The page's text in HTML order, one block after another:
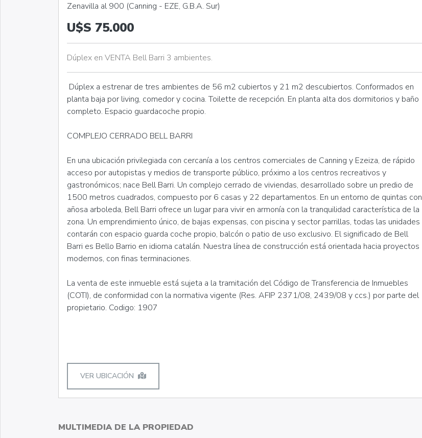
Zenavilla al 900 (Canning - EZE, G.B.A. Sur)
U$S 75.000
Dúplex en VENTA Bell Barri 3 ambientes.
Dúplex a estrenar de tres ambientes de 56 m2 cubiertos y 21 m2 descubiertos. Conformados en
planta baja por living, comedor y cocina. Toilette de recepción. En planta alta dos dormitorios y baño
completo. Espacio guardacoche propio.
COMPLEJO CERRADO BELL BARRI
En una ubicación privilegiada con cercanía a los centros comerciales de Canning y Ezeiza, de rápido
acceso por autopistas y medios de transporte público, próximo a los centros recreativos y
gastronómicos; nace Bell Barri. Un complejo cerrado de viviendas, desarrollado sobre un predio de
1500 metros cuadrados, compuesto por 6 casas y 22 departamentos. En un entorno de quintas con
añosa arboleda, Bell Barri ofrece un lugar para vivir en armonía con la tranquilidad característica de la
zona. Un emprendimiento único, de bajas expensas, con piscina y sector parrillas, todas las unidades
contarán con espacio guarda coche propio, balcón o patio de uso exclusivo. El significado de Bell
Barri es Bello Barrio en idioma catalán. Nuestra línea de construcción está orientada hacia proyectos
modernos, con finas terminaciones.
La venta de este inmueble está sujeta a la tramitación del Código de Transferencia de Inmuebles
(COTI), de conformidad con la normativa vigente (Res. AFIP 2371/08, 2439/08 y ccs.) por parte del
propietario. Codigo: 1907
VER UBICACIÓN
MULTIMEDIA DE LA PROPIEDAD